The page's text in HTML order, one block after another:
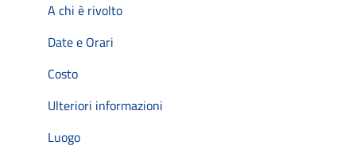
A chi è rivolto
Date e Orari
Costo
Ulteriori informazioni
Luogo